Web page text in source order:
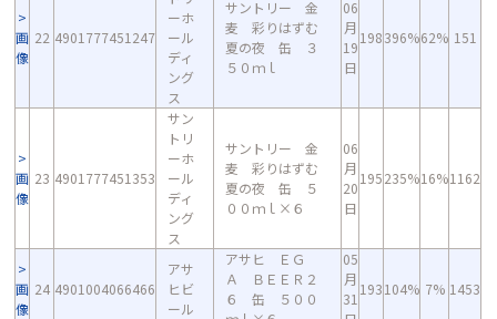
画
像
22 4901777451247
ーホ
ール
ディ
ング
ス
サントリー 金
麦 彩りはずむ
夏の夜 缶 ３
５０ｍｌ
06
月
19
日
198396%62% 151
画
像
23 4901777451353
サン
トリ
ーホ
ール
ディ
ング
ス
サントリー 金
麦 彩りはずむ
夏の夜 缶 ５
００ｍｌ×６
06
月
20
日
195235%16%1162
画
像
24 4901004066466
アサ
ヒビ
ール
アサヒ ＥＧ
Ａ ＢＥＥＲ２
６ 缶 ５００
05
月
31
193104% 7% 1453